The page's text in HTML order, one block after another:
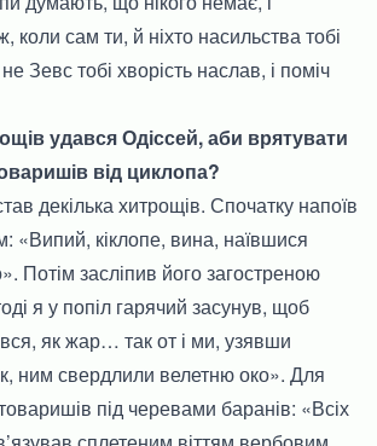
коли сам ти, й ніхто насильства тобі
Зевс тобі хворість наслав, і поміч
удався Одіссей, аби врятувати
від циклопа?
декілька хитрощів. Спочатку напоїв
«Випий, кіклопе, вина, наївшися
Потім засліпив його загостреною
я у попіл гарячий засунув, щоб
як жар… так от і ми, узявши
ним свердлили велетню око». Для
під черевами баранів: «Всіх